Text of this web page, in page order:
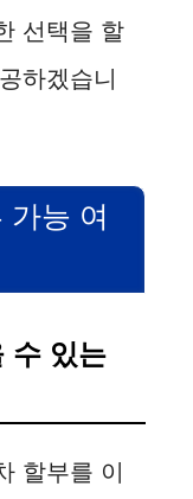
선택을 할
하겠습니
가능 여
수 있는
할부를 이